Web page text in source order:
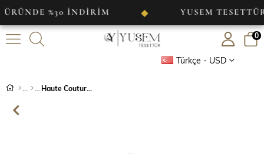
%30 İNDİRİM YUSEM TESETTÜR
Türkçe - USD
0
Haute Couture Dress Lila